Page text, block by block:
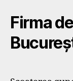
Firma